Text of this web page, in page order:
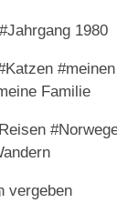
1980
#meinen
Familie
vergeben